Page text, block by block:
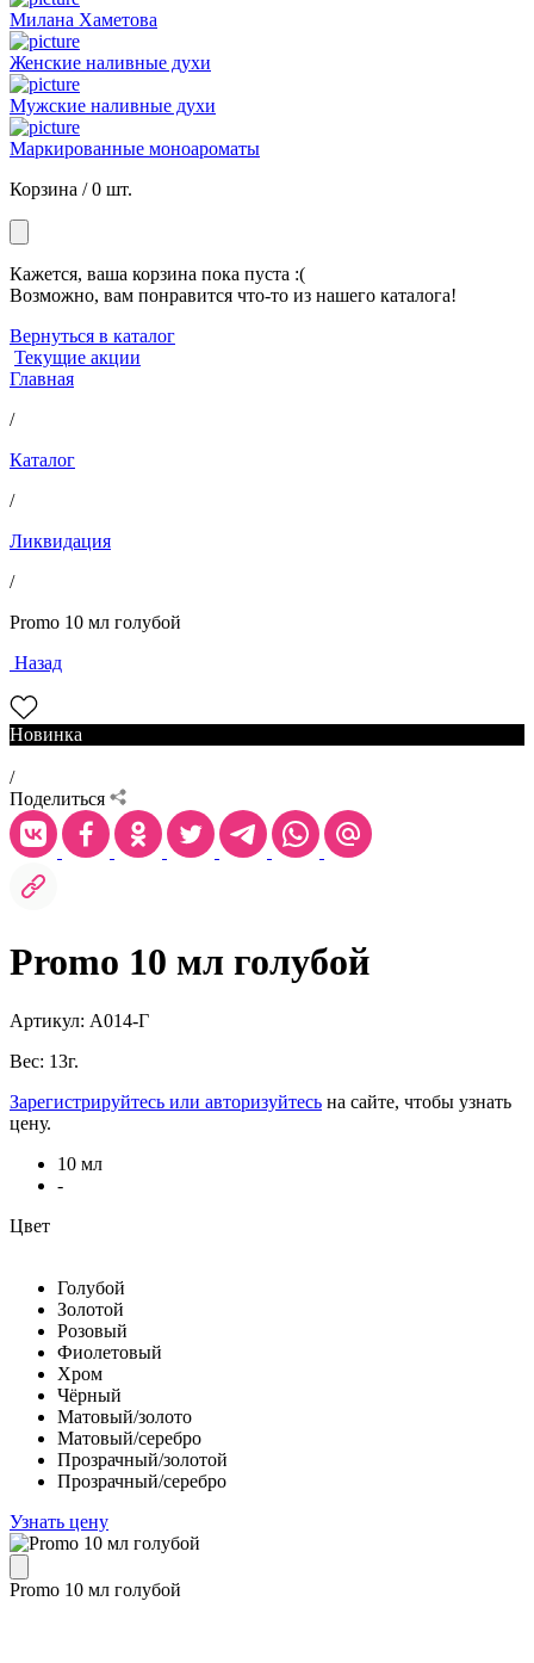
Милана Хаметова
Женские наливные духи
Мужские наливные духи
Маркированные моноароматы
Корзина /0 шт.
Кажется, ваша корзина пока пуста :(
Возможно, вам понравится что-то из нашего каталога!
Вернуться в каталог
Текущие акции
Главная
/
Каталог
/
Ликвидация
/
Promo 10 мл голубой
Назад
Новинка
/
Поделиться
Promo 10 мл голубой
Артикул: А014-Г
Вес: 13г.
Зарегистрируйтесь или авторизуйтесь на сайте, чтобы узнать
цену.
10 мл
-
Цвет
Голубой
Золотой
Розовый
Фиолетовый
Хром
Чёрный
Матовый/золото
Матовый/серебро
Прозрачный/золотой
Прозрачный/серебро
Узнать цену
Promo 10 мл голубой